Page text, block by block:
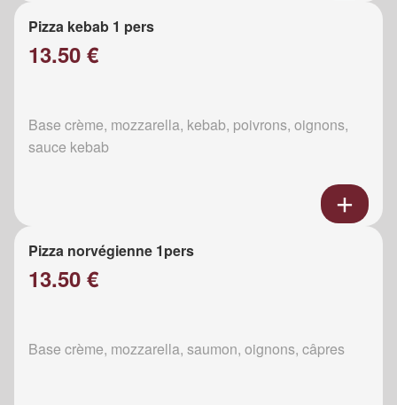
Pizza kebab 1 pers
13.50 €
Base crème, mozzarella, kebab, poivrons, oignons,
sauce kebab
Pizza norvégienne 1pers
13.50 €
Base crème, mozzarella, saumon, oignons, câpres